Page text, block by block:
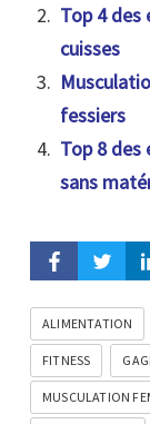
Top 4 des
cuisses
fessiers
Top 8 des
sans
ALIMENTATION
FITNESS
MUSCULATION